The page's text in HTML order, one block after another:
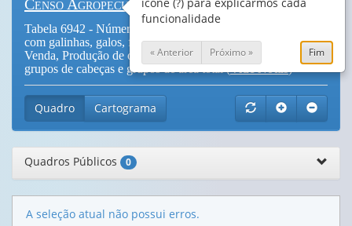
Canais
Censo Agropecuário
Tabela 6942 - Número de estabelecimentos agropecuários
com galinhas, galos, frangos, frangas e pintos, Efetivos,
Venda, Produção de ovos e Venda de ovos, por tipologia,
grupos de cabeças e grupos de área total (Vide Notas
Quadro Cartograma
Quadros Públicos 0
A seleção atual não possui erros.
funcionalidade
« Anterior Próximo » Fim